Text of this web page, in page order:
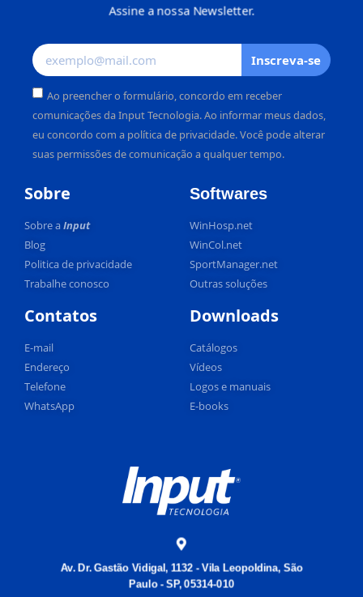
Assine a nossa Newsletter.
Ao preencher o formulário, concordo em receber
comunicações da Input Tecnologia. Ao informar meus dados,
eu concordo com a política de privacidade. Você pode alterar
suas permissões de comunicação a qualquer tempo.
Inscreva-se
Sobre
Sobre aInput
Blog
Politica de privacidade
Trabalhe conosco
Softwares
WinHosp.net
WinCol.net
SportManager.net
Outras soluções
Contatos
E-mail
Endereço
Telefone
WhatsApp
Downloads
Catálogos
Vídeos
Logos e manuais
E-books
Av. Dr. Gastão Vidigal, 1132 - Vila Leopoldina, São
Paulo - SP, 05314-010